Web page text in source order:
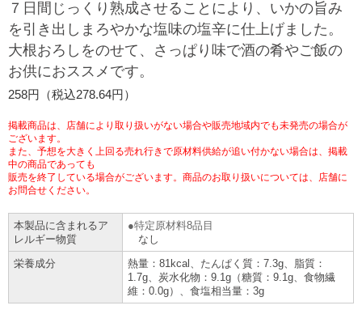
ギフト
プリペイドカード・金券
ニンテンドー・ダウンロードカード
コピー
プリント
スキャン
ファクス
チケット
プリペイドサービス
宅配便
切手・はがき・印紙
セブン銀行ATM
ご利用可能なお支払い方法
各種料金のお支払い
スマホプリペイド
レジでApple Accountにチャージ
チケットサービス
セブンチケット
チケットぴあ
イープラス
CNプレイガイド
JTB
セブン‐イレブンでお受取り
タワーレコード
セブンネットショッピング
停電時のサービス停止のお知らせ
企業理念
会社概要
貸借対照表・損益計算書
沿革
国内店舗数
売上高、店舗数推移
セブン‐イレブンの海外事業
セブン＆アイ・ホールディングスの重点課題
サステナビリティ活動基本方針
サステナビリティ推進体制
GREEN CHALLENGE 2050
4VISIONS
サステナビリティニュース
サステナビリティレポート
加盟店オーナー募集 物件募集・購入
アルバイト情報
お問い合わせ
Language
English (Corporate)
English (Services)
中文[繁體字](服務)
７日間じっくり熟成させることにより、いかの旨み
を引き出しまろやかな塩味の塩辛に仕上げました。
大根おろしをのせて、さっぱり味で酒の肴やご飯の
お供におススメです。
258円（税込278.64円）
掲載商品は、店舗により取り扱いがない場合や販売地域内でも未発売の場合が
ございます。
また、予想を大きく上回る売れ行きで原材料供給が追い付かない場合は、掲載
中の商品であっても
販売を終了している場合がございます。商品のお取り扱いについては、店舗に
お問合せください。
本製品に含まれるア
レルギー物質
特定原材料8品目
なし
栄養成分
熱量：81kcal、たんぱく質：7.3g、脂質：
1.7g、炭水化物：9.1g（糖質：9.1g、食物繊
維：0.0g）、食塩相当量：3g